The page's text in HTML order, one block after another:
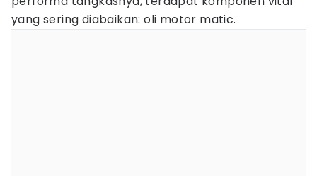
yang sering diabaikan: oli motor matic.